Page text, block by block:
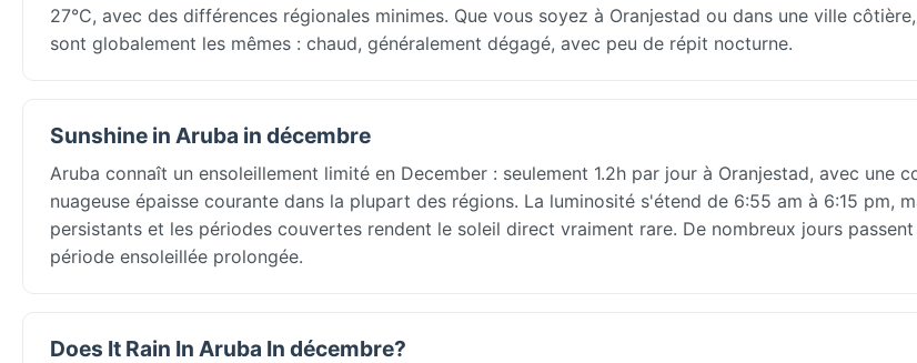
27°C, avec des différences régionales minimes. Que vous soyez à Oranjestad ou dans une ville
sont globalement les mêmes : chaud, généralement dégagé, avec peu de répit nocturne.
Sunshine in Aruba in décembre
Aruba connaît un ensoleillement limité en December : seulement 1.2h par jour à Oranjestad, avec une
nuageuse épaisse courante dans la plupart des régions. La luminosité s'étend de 6:55 am à 6:15 pm,
persistants et les périodes couvertes rendent le soleil direct vraiment rare. De nombreux jours passent
période ensoleillée prolongée.
Does It Rain In Aruba In décembre?